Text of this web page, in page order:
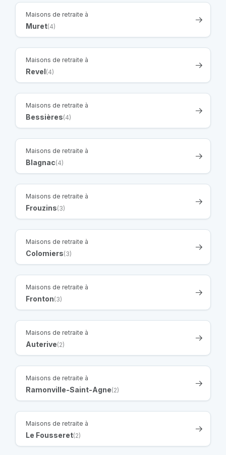
Maisons de retraite à
Muret(4)
Maisons de retraite à
Revel(4)
Maisons de retraite à
Bessières(4)
Maisons de retraite à
Blagnac(4)
Maisons de retraite à
Frouzins(3)
Maisons de retraite à
Colomiers(3)
Maisons de retraite à
Fronton(3)
Maisons de retraite à
Auterive(2)
Maisons de retraite à
Ramonville-Saint-Agne(2)
Maisons de retraite à
Le Fousseret(2)